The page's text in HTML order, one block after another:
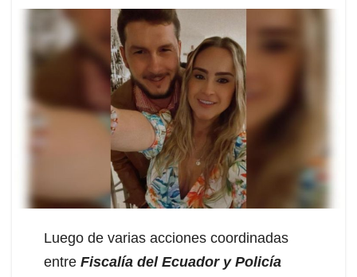
Luego de varias acciones coordinadas
entre Fiscalía del Ecuador y Policía